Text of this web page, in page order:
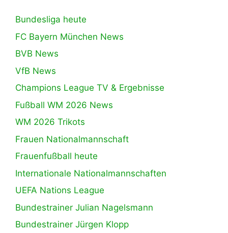
Bundesliga heute
FC Bayern München News
BVB News
VfB News
Champions League TV & Ergebnisse
Fußball WM 2026 News
WM 2026 Trikots
Frauen Nationalmannschaft
Frauenfußball heute
Internationale Nationalmannschaften
UEFA Nations League
Bundestrainer Julian Nagelsmann
Bundestrainer Jürgen Klopp